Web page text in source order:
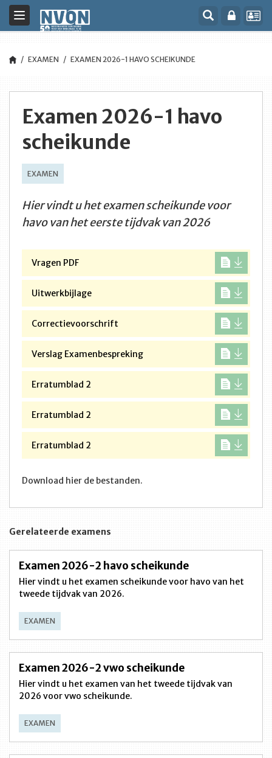
Toggle
navigation
EXAMEN EXAMEN 2026-1 HAVO SCHEIKUNDE
Examen 2026-1 havo
scheikunde
EXAMEN
Hier vindt u het examen scheikunde voor
havo van het eerste tijdvak van 2026
Vragen PDF
Uitwerkbijlage
Correctievoorschrift
Verslag Examenbespreking
Erratumblad 2
Erratumblad 2
Erratumblad 2
Download hier de bestanden.
Gerelateerde examens
Examen 2026-2 havo scheikunde
Hier vindt u het examen scheikunde voor havo van het
tweede tijdvak van 2026.
EXAMEN
Examen 2026-2 vwo scheikunde
Hier vindt u het examen van het tweede tijdvak van
2026 voor vwo scheikunde.
EXAMEN